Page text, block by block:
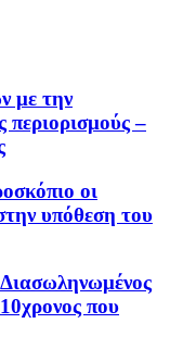
με την
περιορισμούς –
οι
υπόθεση του
που